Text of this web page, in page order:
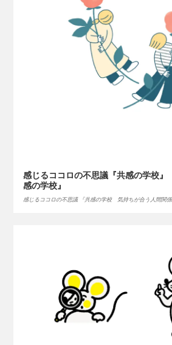
感じるココロの不思議『共感の学校』
感の学校』
感じるココロの不思議 『共感の学校 気持ちが合う人間関